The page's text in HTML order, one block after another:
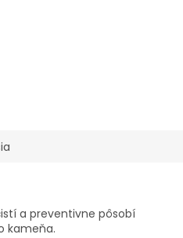
a preventivne pôsobí
kameňa.